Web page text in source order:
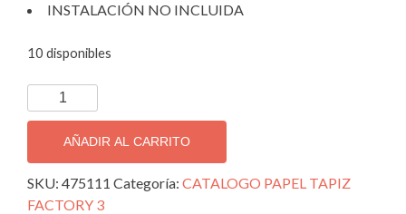
INSTALACIÓN NO INCLUIDA
10 disponibles
TAPIZ
DECORATIVO
IMPORTADO
FACTORY
3;
475111.
AÑADIR AL CARRITO
SKU: 475111 Categoría: CATALOGO PAPEL TAPIZ
FACTORY 3